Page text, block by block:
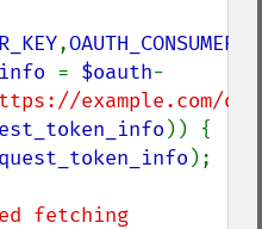
,
= $oauth-
example.com/
)) {
);
fetching